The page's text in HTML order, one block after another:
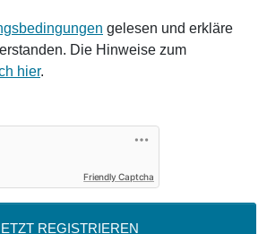
gelesen und erkläre
Die Hinweise zum
hier.
Friendly Captcha
REGISTRIEREN